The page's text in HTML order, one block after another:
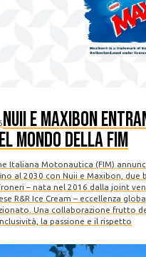
Nuii e Maxibon
mondo della FIM
Italiana Motonautica (FIM)
al 2030 con Nuii e Maxibon, due
– nata nel 2016 dalla joint
R&R Ice Cream – eccellenza
Una collaborazione frutto
la passione e il rispetto